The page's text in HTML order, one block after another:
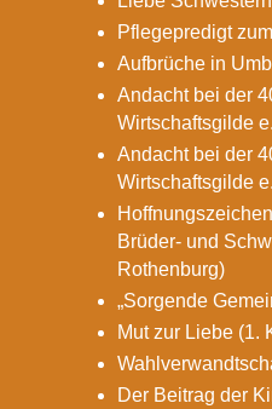
Pflegepredigt
Aufbrüche in
Andacht bei der
Wirtschaftsgilde
Andacht bei der
Wirtschaftsgilde
Brüder- und
Rothenburg)
„Sorgende
Mut zur Liebe (1.
Der Beitrag der